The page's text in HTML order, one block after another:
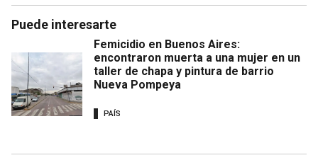
Puede interesarte
Femicidio en Buenos Aires:
encontraron muerta a una mujer en un
taller de chapa y pintura de barrio
Nueva Pompeya
PAÍS